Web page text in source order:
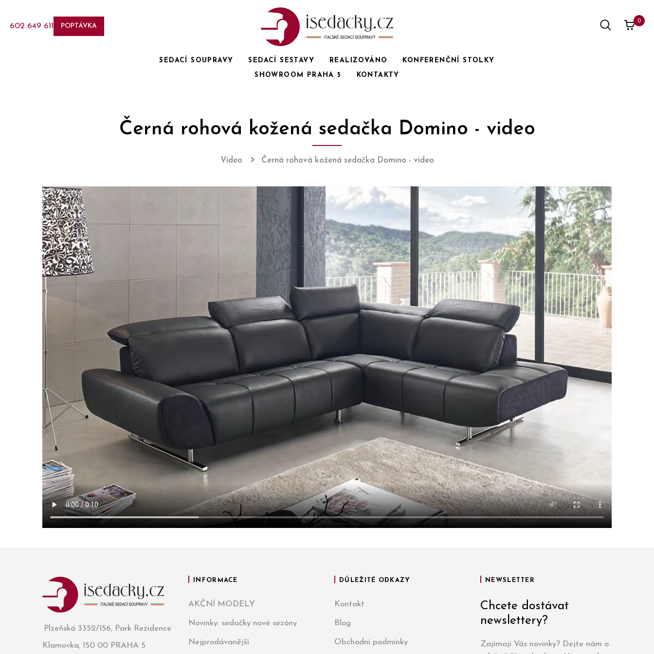
602 649 611 POPTÁVKA
SEDACÍ SOUPRAVY SEDACÍ SESTAVY REALIZOVÁNO
KONFERENČNÍ STOLKY
SHOWROOM PRAHA 5
KONTAKTY
0
Černá rohová kožená sedačka Domino - video
Video Černá rohová kožená sedačka Domino - video
Plzeňská 3352/156, Park Rezidence
Klamovka, 150 00 PRAHA 5
INFORMACE
AKČNÍ MODELY
Novinky: sedačky nové sezóny
Nejprodávanější
DŮLEŽITÉ ODKAZY
Kontakt
Blog
Obchodní podmínky
NEWSLETTER
Chcete dostávat
newslettery?
Zajímají Vás novinky? Dejte nám o